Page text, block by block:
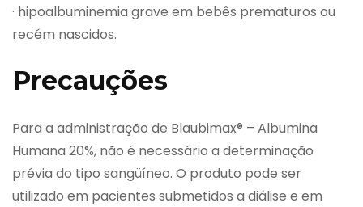
· hipoalbuminemia grave em bebês prematuros ou
recém nascidos.
Precauções
Para a administração de Blaubimax® – Albumina
Humana 20%, não é necessário a determinação
prévia do tipo sangüíneo. O produto pode ser
utilizado em pacientes submetidos a diálise e em